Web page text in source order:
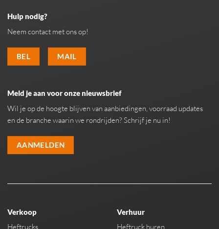
Hulp nodig?
Neem contact met ons op!
BEL MAIL
Meld je aan voor onze nieuwsbrief
Wil je op de hoogte blijven van aanbiedingen, voorraad updates
en de branche waarin we rondrijden? Schrijf je nu in!
AANMELDEN
Verkoop
Heftrucks
Verhuur
Heftruck huren